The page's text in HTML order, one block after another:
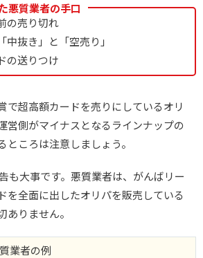
悪質業者の手口
の売り切れ
中抜き」と「空売り」
の送りつけ
で超高額カードを売りにしているオリ
営側がマイナスとなるラインナップの
ところは注意しましょう。
も大事です。悪質業者は、がんばリー
を全面に出したオリパを販売している
ありません。
業者の例